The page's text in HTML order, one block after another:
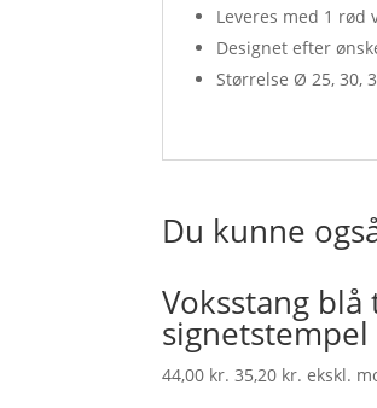
Leveres med 1 rød
Designet efter
Størrelse Ø 25, 30,
Du kunne
Voksstang blå
signetstempel
44,00 kr. 35,20 kr. ekskl.